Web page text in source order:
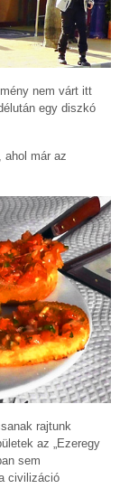
nem várt itt
egy diszkó
ahol már az
rajtunk
az „Ezeregy
sem
civilizáció